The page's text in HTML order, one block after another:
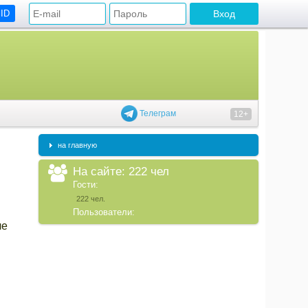
Телеграм 12+
на главную
На сайте: 222 чел
Гости:
222 чел.
Пользователи: